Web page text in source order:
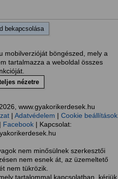
bekapcsolása
mobilverzióját böngészed, mely a
tartalmazza a weboldal összes
nézetre
www.gyakorikerdesek.hu
| Adatvédelem | Cookie beállítások
| Facebook | Kapcsolat:
nem minősülnek szerkesztői
nem esnek át, az üzemeltető
nem tükrözik.
tartalommal kapcsolatban, kérjük